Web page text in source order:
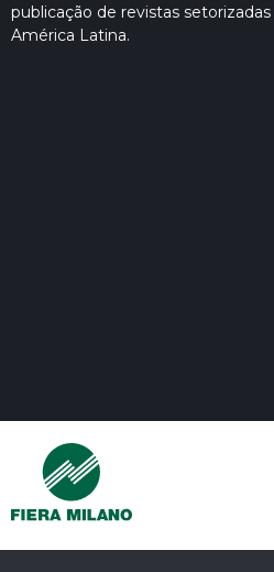
publicação de revistas setorizadas
América Latina.